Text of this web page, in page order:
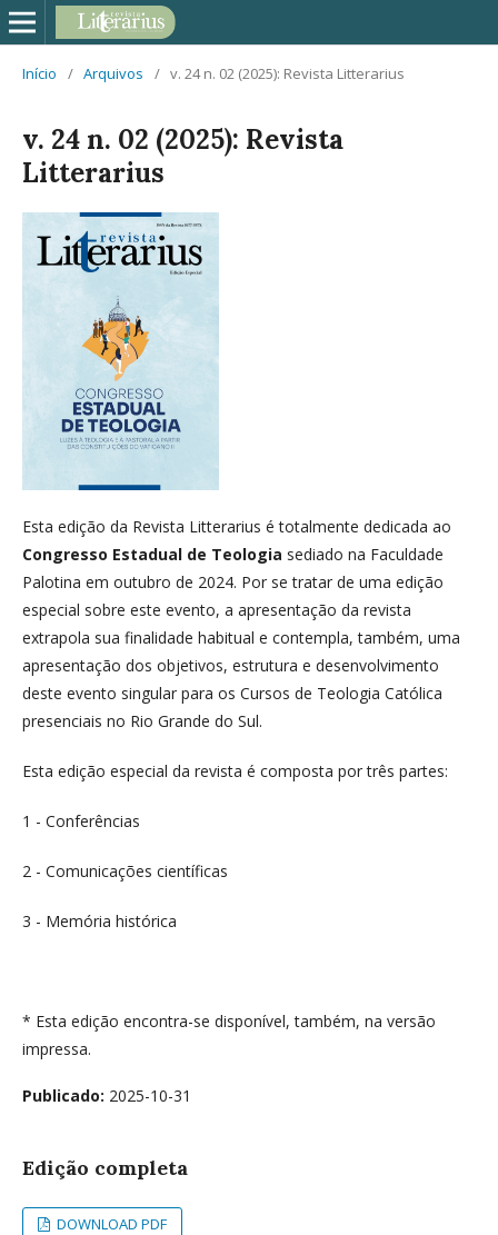
Início / Arquivos / v. 24 n. 02 (2025): Revista Litterarius
v. 24 n. 02 (2025): Revista
Litterarius
Esta edição da Revista Litterarius é totalmente dedicada ao
Congresso Estadual de Teologia sediado na Faculdade
Palotina em outubro de 2024. Por se tratar de uma edição
especial sobre este evento, a apresentação da revista
extrapola sua finalidade habitual e contempla, também, uma
apresentação dos objetivos, estrutura e desenvolvimento
deste evento singular para os Cursos de Teologia Católica
presenciais no Rio Grande do Sul.
Esta edição especial da revista é composta por três partes:
1 - Conferências
2 - Comunicações científicas
3 - Memória histórica
* Esta edição encontra-se disponível, também, na versão
impressa.
Publicado: 2025-10-31
Edição completa
DOWNLOAD PDF